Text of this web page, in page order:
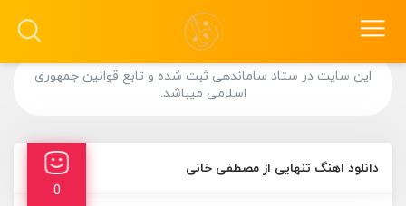
این سایت در ستاد ساماندهی ثبت شده و تابع قوانین جمهوری
اسلامی میباشد.
دانلود اهنگ تنهایی از مصطفی خانی
0